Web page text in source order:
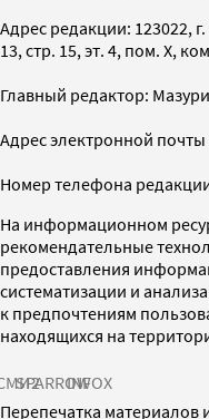
Адрес редакции: 123022,
13, стр. 15, эт. 4, пом. X,
Главный редактор:
Адрес электронной
Номер телефона
На информационном
рекомендательные
предоставления
систематизации и
к предпочтениям
находящихся на
SPARROWINFOX
Перепечатка